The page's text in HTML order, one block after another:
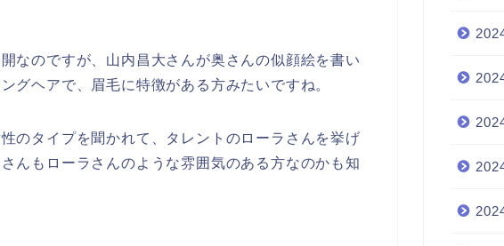
なのですが、山内昌大さんが奥さんの似顔絵を書い
グヘアで、眉毛に特徴がある方みたいですね。
のタイプを聞かれて、タレントのローラさんを挙げ
んもローラさんのような雰囲気のある方なのかも知